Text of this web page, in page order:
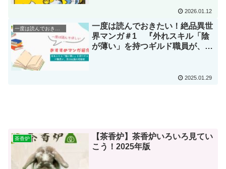
2026.01.12
一度は読んでおきたい！絶品異世
界マンガ＃1 『外れスキル「陰
が薄い」を持つギルド職員が、実
2025.01.29
茶香炉
【茶香炉】茶香炉いろいろ見てい
こう！2025年版